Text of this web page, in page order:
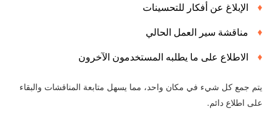
الإبلاغ عن أفكار للتحسينات
مناقشة سير العمل الحالي
الاطلاع على ما يطلبه المستخدمون الآخرون
يتم جمع كل شيء في مكان واحد، مما يسهل متابعة المناقشات والبقاء
على اطلاع دائم.